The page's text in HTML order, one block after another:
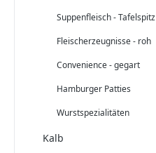
Suppenfleisch - Tafelspitz
Fleischerzeugnisse - roh
Convenience - gegart
Hamburger Patties
Wurstspezialitäten
Kalb